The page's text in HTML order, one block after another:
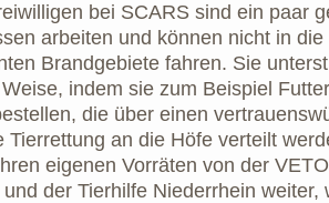
bei SCARS sind ein paar
arbeiten und können nicht in die
Brandgebiete fahren. Sie
indem sie zum Beispiel
die über einen
Tierrettung an die Höfe verteilt
eigenen Vorräten von der
der Tierhilfe Niederrhein weiter,